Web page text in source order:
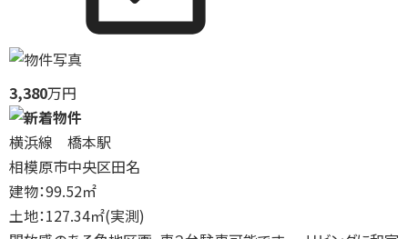
3,380万円
横浜線 橋本駅
相模原市中央区田名
建物：99.52㎡
土地：127.34㎡(実測)